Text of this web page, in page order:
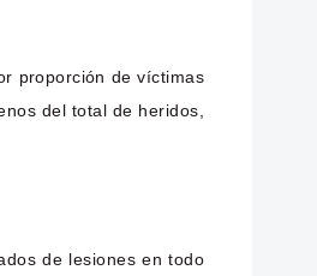
proporción de víctimas
del total de heridos,
de lesiones en todo